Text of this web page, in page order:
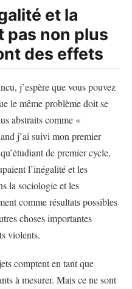
et la
pas non plus
des effets
j’espère que vous pouvez
le même problème doit se
abstraits comme «
j’ai suivi mon premier
de premier cycle,
l’inégalité et les
la sociologie et les
comme résultats possibles
choses importantes
violents.
comptent en tant que
à mesurer. Mais ce ne sont